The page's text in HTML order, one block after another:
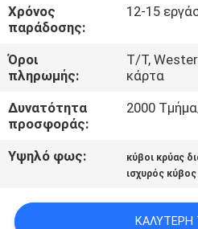
ΕΠΑΦΉ
ΜΕ
ΖΗΤΉΣΤΕ
ΈΝΑ
ΑΠΌΣΠΑΣΜΑ
Χρόνος
παράδοσης:
12-15
Όροι
πληρωμής:
T/T,
κάρτα
Δυνατότητα
προσφοράς:
2000
Υψηλό φως: κύβοι κρύας
ισχυρός
ΚΑΛΎΤΕΡΗ